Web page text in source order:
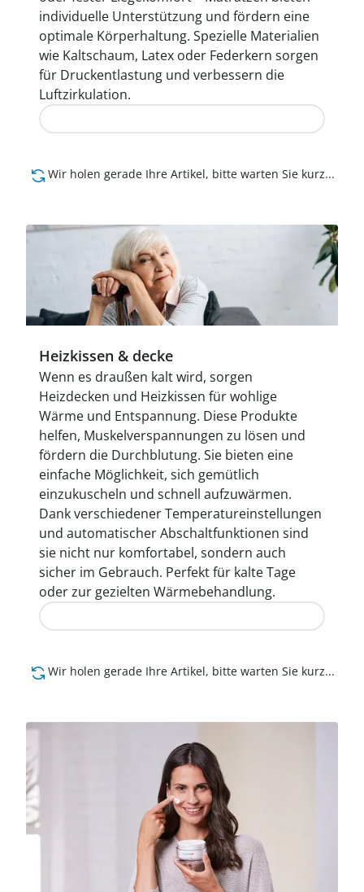
individuelle Unterstützung und fördern eine
optimale Körperhaltung. Spezielle Materialien
wie Kaltschaum, Latex oder Federkern sorgen
für Druckentlastung und verbessern die
Luftzirkulation.
Wir holen gerade Ihre Artikel, bitte warten Sie kurz...
Heizkissen & decke
Wenn es draußen kalt wird, sorgen
Heizdecken und Heizkissen für wohlige
Wärme und Entspannung. Diese Produkte
helfen, Muskelverspannungen zu lösen und
fördern die Durchblutung. Sie bieten eine
einfache Möglichkeit, sich gemütlich
einzukuscheln und schnell aufzuwärmen.
Dank verschiedener Temperatureinstellungen
und automatischer Abschaltfunktionen sind
sie nicht nur komfortabel, sondern auch
sicher im Gebrauch. Perfekt für kalte Tage
oder zur gezielten Wärmebehandlung.
Wir holen gerade Ihre Artikel, bitte warten Sie kurz...